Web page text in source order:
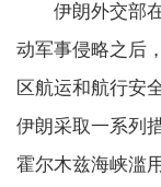
伊朗外交部在
动军事侵略之后
区航运和航行安
伊朗采取一系列
霍尔木兹海峡滥